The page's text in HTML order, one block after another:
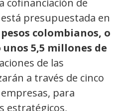
cofinanciación de
presupuestada en
colombianos, o
5,5 millones de
de las
a través de cinco
para
estratégicos,